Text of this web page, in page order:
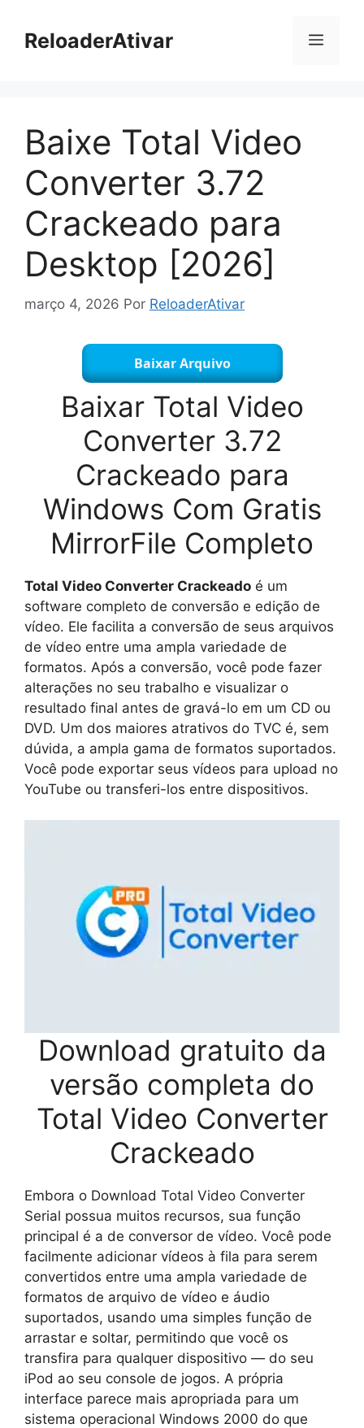
paraReloaderAtivar Menu
Baixe Total Video
Converter 3.72
Crackeado para
Desktop [2026]
março 4, 2026 Por ReloaderAtivar
Baixar Arquivo
Baixar Total Video
Converter 3.72
Crackeado para
Windows Com Gratis
MirrorFile Completo
Total Video Converter Crackeado é um
software completo de conversão e edição de
vídeo. Ele facilita a conversão de seus arquivos
de vídeo entre uma ampla variedade de
formatos. Após a conversão, você pode fazer
alterações no seu trabalho e visualizar o
resultado final antes de gravá-lo em um CD ou
DVD. Um dos maiores atrativos do TVC é, sem
dúvida, a ampla gama de formatos suportados.
Você pode exportar seus vídeos para upload no
YouTube ou transferi-los entre dispositivos.
Download gratuito da
versão completa do
Total Video Converter
Crackeado
Embora o Download Total Video Converter
Serial possua muitos recursos, sua função
principal é a de conversor de vídeo. Você pode
facilmente adicionar vídeos à fila para serem
convertidos entre uma ampla variedade de
formatos de arquivo de vídeo e áudio
suportados, usando uma simples função de
arrastar e soltar, permitindo que você os
transfira para qualquer dispositivo — do seu
iPod ao seu console de jogos. A própria
interface parece mais apropriada para um
sistema operacional Windows 2000 do que